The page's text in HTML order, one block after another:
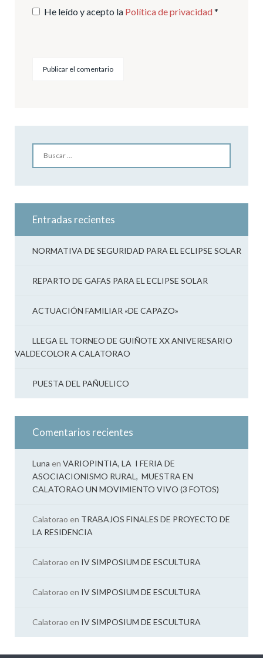
He leído y acepto la Política de privacidad*
Entradas recientes
NORMATIVA DE SEGURIDAD PARA EL ECLIPSE SOLAR
REPARTO DE GAFAS PARA EL ECLIPSE SOLAR
ACTUACIÓN FAMILIAR «DE CAPAZO»
LLEGA EL TORNEO DE GUIÑOTE XX ANIVERESARIO
VALDECOLOR A CALATORAO
PUESTA DEL PAÑUELICO
Comentarios recientes
Luna en VARIOPINTIA, LA I FERIA DE
ASOCIACIONISMO RURAL, MUESTRA EN
CALATORAO UN MOVIMIENTO VIVO (3 FOTOS)
Calatorao en TRABAJOS FINALES DE PROYECTO DE
LA RESIDENCIA
Calatorao en IV SIMPOSIUM DE ESCULTURA
Calatorao en IV SIMPOSIUM DE ESCULTURA
Calatorao en IV SIMPOSIUM DE ESCULTURA